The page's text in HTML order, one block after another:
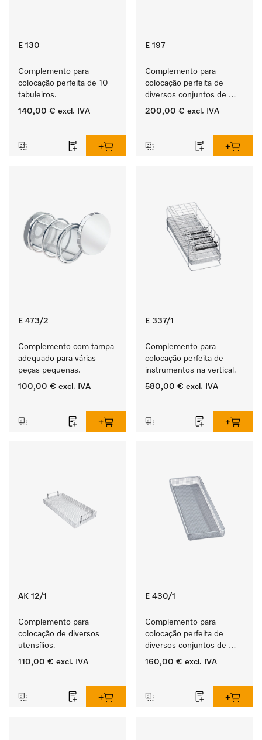
E 130
Complemento para
colocação perfeita de 10
tabuleiros.
140,00 € excl. IVA
E 197
Complemento para
colocação perfeita de
diversos conjuntos de
instrumentos.
200,00 € excl. IVA
E 473/2
Complemento com tampa
adequado para várias
peças pequenas.
100,00 € excl. IVA
E 337/1
Complemento para
colocação perfeita de
instrumentos na vertical.
580,00 € excl. IVA
AK 12/1
Complemento para
colocação de diversos
utensílios.
110,00 € excl. IVA
E 430/1
Complemento para
colocação perfeita de
diversos conjuntos de
instrumentos.
160,00 € excl. IVA